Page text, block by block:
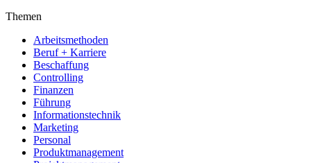
Themen
Arbeitsmethoden
Beruf + Karriere
Beschaffung
Controlling
Finanzen
Führung
Informationstechnik
Marketing
Personal
Produktmanagement